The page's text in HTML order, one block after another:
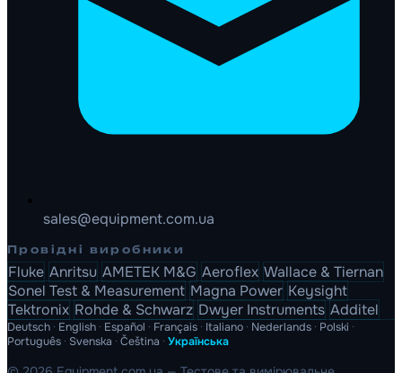
sales@equipment.com.ua
Провідні виробники
Fluke Anritsu AMETEK M&G Aeroflex Wallace & Tiernan
Sonel Test & Measurement Magna Power Keysight
Tektronix Rohde & Schwarz Dwyer Instruments Additel
Deutsch · English · Español · Français · Italiano · Nederlands · Polski ·
Português · Svenska · Čeština · Українська